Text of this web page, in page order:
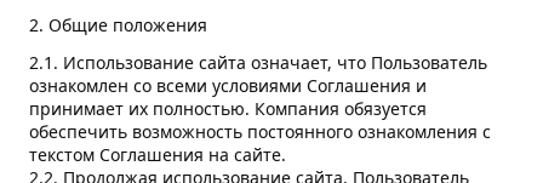
2. Общие положения
2.1. Использование сайта означает, что Пользователь
ознакомлен со всеми условиями Соглашения и
принимает их полностью. Компания обязуется
обеспечить возможность постоянного ознакомления с
текстом Соглашения на сайте.
2.2. Продолжая использование сайта, Пользователь